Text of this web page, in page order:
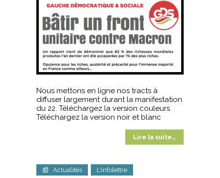
Nous mettons en ligne nos tracts à
diffuser largement durant la manifestation
du 22. Téléchargez la version couleurs
Téléchargez la version noir et blanc
Lire la suite…
📰 Actualités L'infolettre